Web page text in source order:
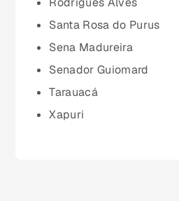
Paraná (PR)
Santa Rosa do Purus
Sena Madureira
Senador Guiomard
Tarauacá
Xapuri